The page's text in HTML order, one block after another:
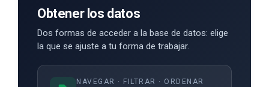
Obtener los datos
Dos formas de acceder a la base de datos: elige
la que se ajuste a tu forma de trabajar.
NAVEGAR · FILTRAR · ORDENAR